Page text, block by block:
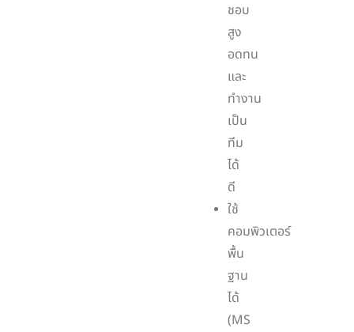
ชอบ
สูง
อดทน
และ
ทำงาน
เป็น
ทีม
ได้
ดี
ใช้
คอมพิวเตอร์
พื้น
ฐาน
ได้
(MS